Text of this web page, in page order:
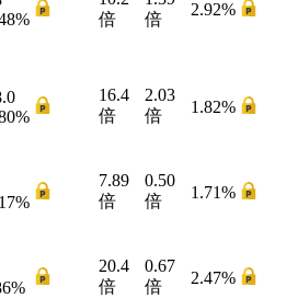
%
倍
倍
2.92%
%
16.4
倍
2.03
倍
1.82%
%
7.89
倍
0.50
倍
1.71%
%
20.4
倍
0.67
倍
2.47%